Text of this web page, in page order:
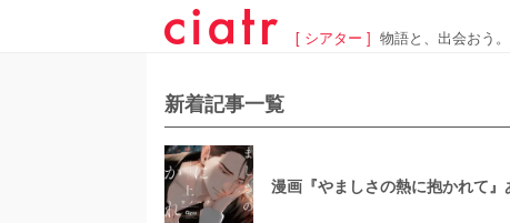
[ シアター ] 物語と、出会おう。
新着記事一覧
漫画『やましさの熱に抱かれて